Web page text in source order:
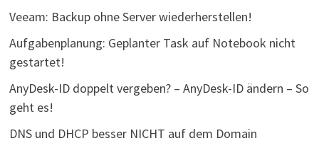
Veeam: Backup ohne Server wiederherstellen!
Aufgabenplanung: Geplanter Task auf Notebook nicht
gestartet!
AnyDesk-ID doppelt vergeben? – AnyDesk-ID ändern – So
geht es!
DNS und DHCP besser NICHT auf dem Domain